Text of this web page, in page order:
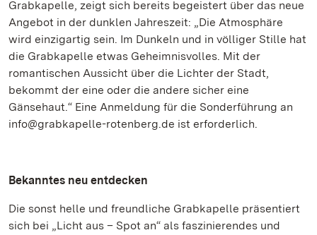
Grabkapelle, zeigt sich bereits begeistert über das neue
Angebot in der dunklen Jahreszeit: „Die Atmosphäre
wird einzigartig sein. Im Dunkeln und in völliger Stille hat
die Grabkapelle etwas Geheimnisvolles. Mit der
romantischen Aussicht über die Lichter der Stadt,
bekommt der eine oder die andere sicher eine
Gänsehaut.“ Eine Anmeldung für die Sonderführung an
info@grabkapelle-rotenberg.de ist erforderlich.
Bekanntes neu entdecken
Die sonst helle und freundliche Grabkapelle präsentiert
sich bei „Licht aus – Spot an“ als faszinierendes und